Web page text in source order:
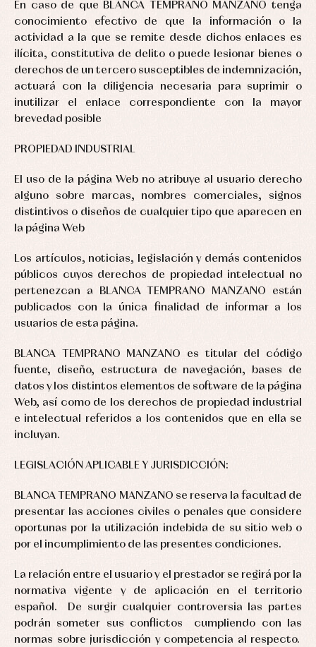
En caso de que BLANCA TEMPRANO MANZANO tenga
conocimiento efectivo de que la información o la
actividad a la que se remite desde dichos enlaces es
ilícita, constitutiva de delito o puede lesionar bienes o
derechos de un tercero susceptibles de indemnización,
actuará con la diligencia necesaria para suprimir o
inutilizar el enlace correspondiente con la mayor
brevedad posible
PROPIEDAD INDUSTRIAL
El uso de la página Web no atribuye al usuario derecho
alguno sobre marcas, nombres comerciales, signos
distintivos o diseños de cualquier tipo que aparecen en
la página Web
Los artículos, noticias, legislación y demás contenidos
públicos cuyos derechos de propiedad intelectual no
pertenezcan a BLANCA TEMPRANO MANZANO están
publicados con la única finalidad de informar a los
usuarios de esta página.
BLANCA TEMPRANO MANZANO es titular del código
fuente, diseño, estructura de navegación, bases de
datos y los distintos elementos de software de la página
Web, así como de los derechos de propiedad industrial
e intelectual referidos a los contenidos que en ella se
incluyan.
LEGISLACIÓN APLICABLE Y JURISDICCIÓN:
BLANCA TEMPRANO MANZANO se reserva la facultad de
presentar las acciones civiles o penales que considere
oportunas por la utilización indebida de su sitio web o
por el incumplimiento de las presentes condiciones.
La relación entre el usuario y el prestador se regirá por la
normativa vigente y de aplicación en el territorio
español. De surgir cualquier controversia las partes
podrán someter sus conflictos cumpliendo con las
normas sobre jurisdicción y competencia al respecto.